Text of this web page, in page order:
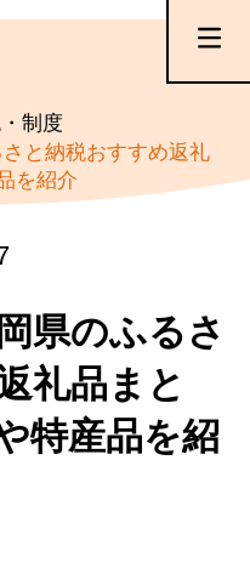
制度
と納税おすすめ返礼
を紹介
県のふるさ
礼品まと
特産品を紹